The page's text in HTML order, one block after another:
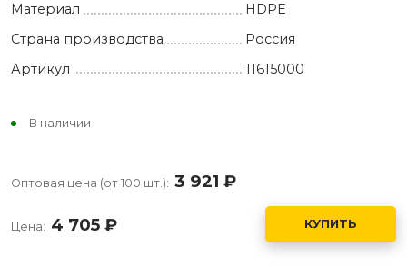
Материал
HDPE
Страна производства
Россия
Артикул
11615000
В наличии
Оптовая цена (от 100 шт.): 3 921
Цена: 4 705 КУПИТЬ